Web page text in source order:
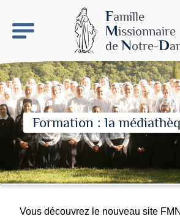
Famille
Missionnaire
de Notre-D
Faire un don
Formation : la
Vous découvrez le nouveau site